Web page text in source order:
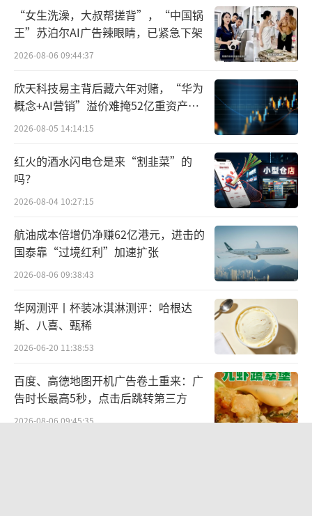
子公司年内2次牵头行业标准制定
公司的持续发展，离不开技术研发方面的
投入。2024年，力佳科技研发投入达1996.66
万元，同比增长7.38%。此外，公司全资子公
司宜昌力佳新获8项发明专利，涉及高功率锂锰
电池等关键技术，主要包括《一种高功率锂锰
扣式电池及其制备方法》《一种大电流锂锰扣
式电池及其制备方法》《一种具有底座的扣式
电池》等。此外，还有18项专利在审，技术储
备覆盖长寿命电池等前沿方向。
最值得称道的是，力佳科技子公司宜昌力
佳2024年内2次牵头制定行业标准。2024年4月
“女生洗澡，大叔帮搓背”，“中国锅
王”苏泊尔AI广告辣眼睛，已紧急下架
2026-08-06 09:44:37
欣天科技易主背后藏六年对赌，“华为
概念+AI营销”溢价难掩52亿重资产考
验
2026-08-05 14:14:15
红火的酒水闪电仓是来“割韭菜”的
吗？
2026-08-04 10:27:15
航油成本倍增仍净赚62亿港元，进击的
国泰靠“过境红利”加速扩张
2026-08-06 09:38:43
华网测评丨杯装冰淇淋测评：哈根达
斯、八喜、甄稀
2026-06-20 11:38:53
百度、高德地图开机广告卷土重来：广
告时长最高5秒，点击后跳转第三方
2026-08-06 09:45:35